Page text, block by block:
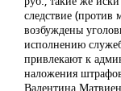
следствие
возбуждены
исполнению
привлекают к
наложения
Валентина